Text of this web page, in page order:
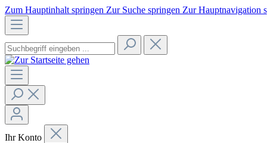
Zum Hauptinhalt springen Zur Suche springen Zur Hauptnavigation
Ihr Konto